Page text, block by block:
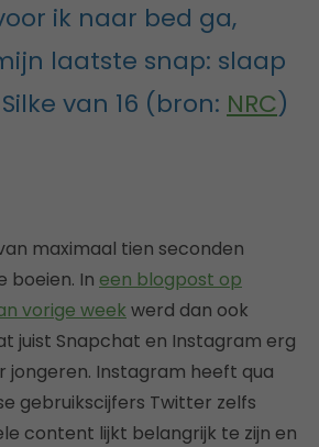
ik naar bed ga,
laatste snap: slaap
van 16 (bron: NRC)
maximaal tien seconden
boeien. In een blogpost op
vorige week werd dan ook
juist Snapchat en Instagram erg
jongeren. Instagram heeft qua
gebruikscijfers Twitter zelfs
content lijkt belangrijk te zijn en